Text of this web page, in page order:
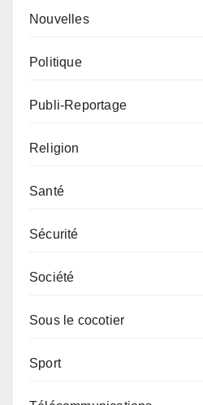
Nouvelles
Politique
Publi-Reportage
Religion
Santé
Sécurité
Société
Sous le cocotier
Sport